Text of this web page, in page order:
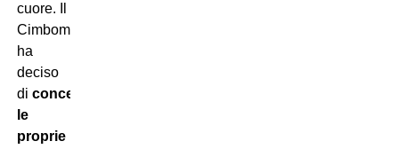
cuore. Il
Cimbom però
ha
deciso
di concentrare
le
proprie